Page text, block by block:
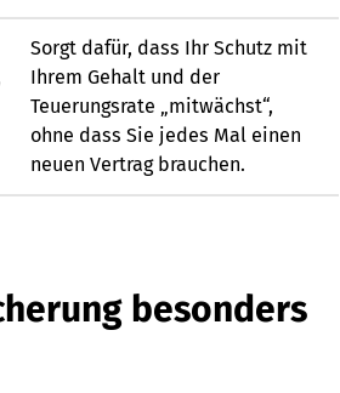
Sorgt dafür, dass Ihr Schutz mit
Ihrem Gehalt und der
Teuerungsrate „mitwächst“,
ohne dass Sie jedes Mal einen
neuen Vertrag brauchen.
besonders